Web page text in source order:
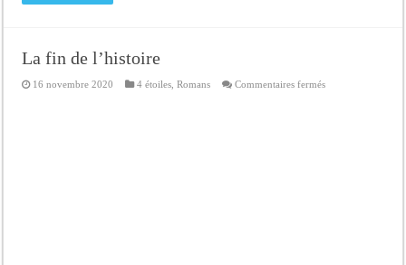
La fin de l’histoire
16 novembre 2020 4 étoiles ,Romans Commentaires ferméssur